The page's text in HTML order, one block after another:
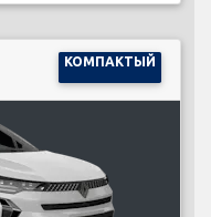
КОМПАКТЫЙ